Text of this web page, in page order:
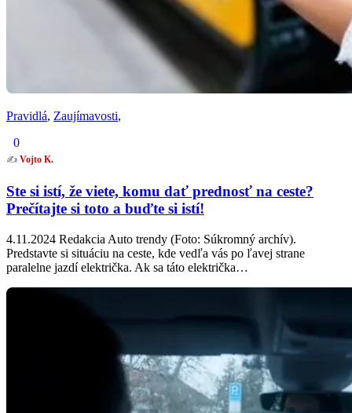
Pravidlá, Zaujímavosti,
0
✍️ Vojto K.
Ste si istí, že viete, komu dať prednosť na ceste?
Prečítajte si toto a buďte si istí!
4.11.2024 Redakcia Auto trendy (Foto: Súkromný archív).
Predstavte si situáciu na ceste, kde vedľa vás po ľavej strane
paralelne jazdí električka. Ak sa táto električka…